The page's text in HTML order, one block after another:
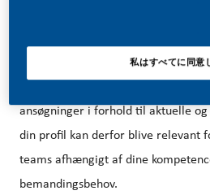
Bemærk: Dette er en uopfordret
ansøgning her, bliver du en del af
ansøgninger i forhold til aktuelle
din profil kan derfor blive relevant
teams afhængigt af dine
bemandingsbehov.
私はすべてに同意